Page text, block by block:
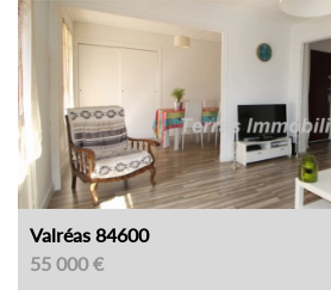
Valréas 84600
55 000 €